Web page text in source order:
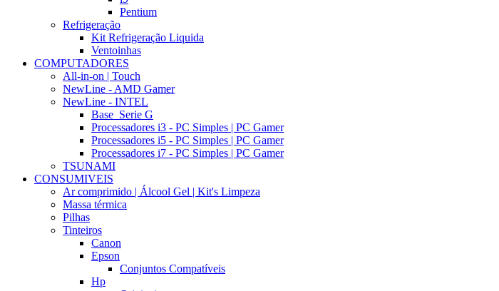
Pentium
Refrigeração
Kit Refrigeração Liquida
Ventoinhas
COMPUTADORES
All-in-on | Touch
NewLine - AMD Gamer
NewLine - INTEL
Base_Serie G
Processadores i3 - PC Simples | PC Gamer
Processadores i5 - PC Simples | PC Gamer
Processadores i7 - PC Simples | PC Gamer
TSUNAMI
CONSUMIVEIS
Ar comprimido | Álcool Gel | Kit's Limpeza
Massa térmica
Pilhas
Tinteiros
Canon
Epson
Conjuntos Compatíveis
Hp